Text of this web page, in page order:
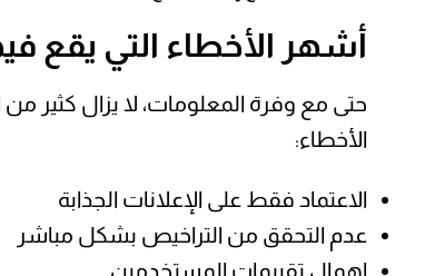
أشهر الأخطاء التي يقع
حتى مع وفرة المعلومات، لا يزال كثير
الأخطاء:
الاعتماد فقط على الإعلانات الجذابة
عدم التحقق من التراخيص بشكل مباشر
إهمال تقييمات المستخدمين